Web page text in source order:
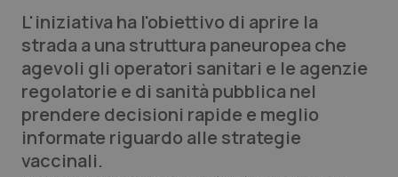
Lettere al direttore
Edizioni Regionali
QS Pro
Professionisti Sanitari.AI
L'iniziativa ha l'obiettivo di aprire la
strada a una struttura paneuropea che
agevoli gli operatori sanitari e le agenzie
regolatorie e di sanità pubblica nel
prendere decisioni rapide e meglio
informate riguardo alle strategie
vaccinali.